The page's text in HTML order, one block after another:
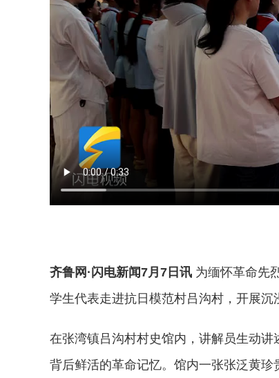
齐鲁网·闪电新闻7月7日讯 为缅怀革命先
学生代表走进抗日模范村吕沟村，开展沉
在张湾镇吕沟村村史馆内，讲解员生动
背后鲜活的革命记忆。馆内一张张泛黄